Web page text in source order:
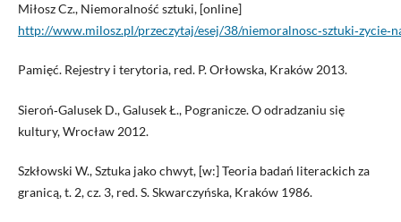
Miłosz Cz., Niemoralność sztuki, [online]
http://www.milosz.pl/przeczytaj/esej/38/
Pamięć. Rejestry i terytoria, red. P. Orłowska, Kraków 2013.
Sieroń‑Galusek D., Galusek Ł., Pogranicze. O odradzaniu się
kultury, Wrocław 2012.
Szkłowski W., Sztuka jako chwyt, [w:] Teoria badań literackich za
granicą, t. 2, cz. 3, red. S. Skwarczyńska, Kraków 1986.